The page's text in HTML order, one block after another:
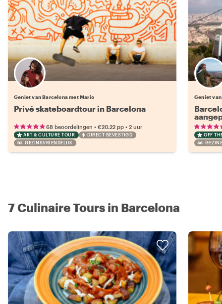
Geniet van Barcelona met Mario
Privé skateboardtour in Barcelona
68 beoordelingen • €20.22 pp • 2 uur
ART & CULTURE TOUR
DIRECT BEVESTIGD
GEZINSVRIENDELIJK
Geniet
opties.
OFF
7 Culinaire Tours in Barcelona